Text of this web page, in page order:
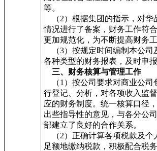
等。
（2）根据集团的指示，对华
情况进行了备案，财务工作符
更加规范化，为不断提高财务
（3）按规定时间编制本公司
各种类型的财务报表，及时申报
三、财务核算与管理工作
（1）按公司要求对商业公司
行登记、分析，对各项收入监
应的财务制度。统一核算口径
出些指导性的意见，与各分公
部建立了良好的合作关系。
（2）正确计算各项税款及个
足额地缴纳税款，积极配合税